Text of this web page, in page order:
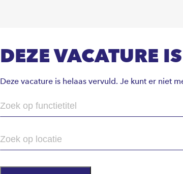
DEZE VACATURE
Deze vacature is helaas vervuld. Je kunt er niet